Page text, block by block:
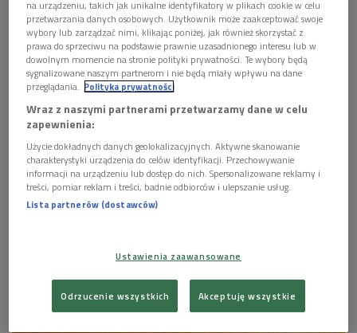
AUDIO
 00'30
 00'30
 00'30
na urządzeniu, takich jak unikalne identyfikatory w plikach cookie w celu
przetwarzania danych osobowych. Użytkownik może zaakceptować swoje
wybory lub zarządzać nimi, klikając poniżej, jak również skorzystać z
prawa do sprzeciwu na podstawie prawnie uzasadnionego interesu lub w
dowolnym momencie na stronie polityki prywatności. Te wybory będą
sygnalizowane naszym partnerom i nie będą miały wpływu na dane
przeglądania. Polityka prywatności
Wraz z naszymi partnerami przetwarzamy dane w celu
zapewnienia:
Użycie dokładnych danych geolokalizacyjnych. Aktywne skanowanie
charakterystyki urządzenia do celów identyfikacji. Przechowywanie
informacji na urządzeniu lub dostęp do nich. Spersonalizowane reklamy i
treści, pomiar reklam i treści, badnie odbiorców i ulepszanie usług.
Lista partnerów (dostawców)
Ustawienia zaawansowane
Odrzucenie wszystkich Akceptuję wszystkie